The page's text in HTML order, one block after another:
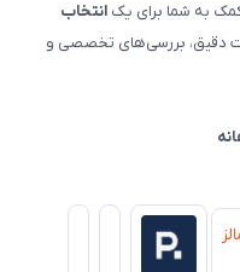
به شما برای یک انتخاب
دقیق، بررسی‌های تخصصی و